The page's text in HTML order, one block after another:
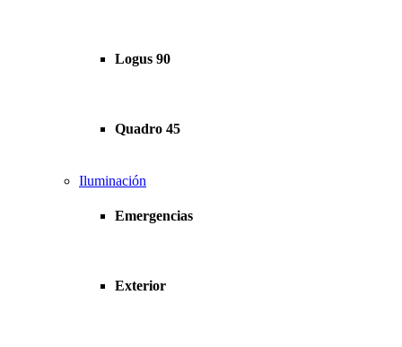
Logus 90
Quadro 45
Iluminación
Emergencias
Exterior